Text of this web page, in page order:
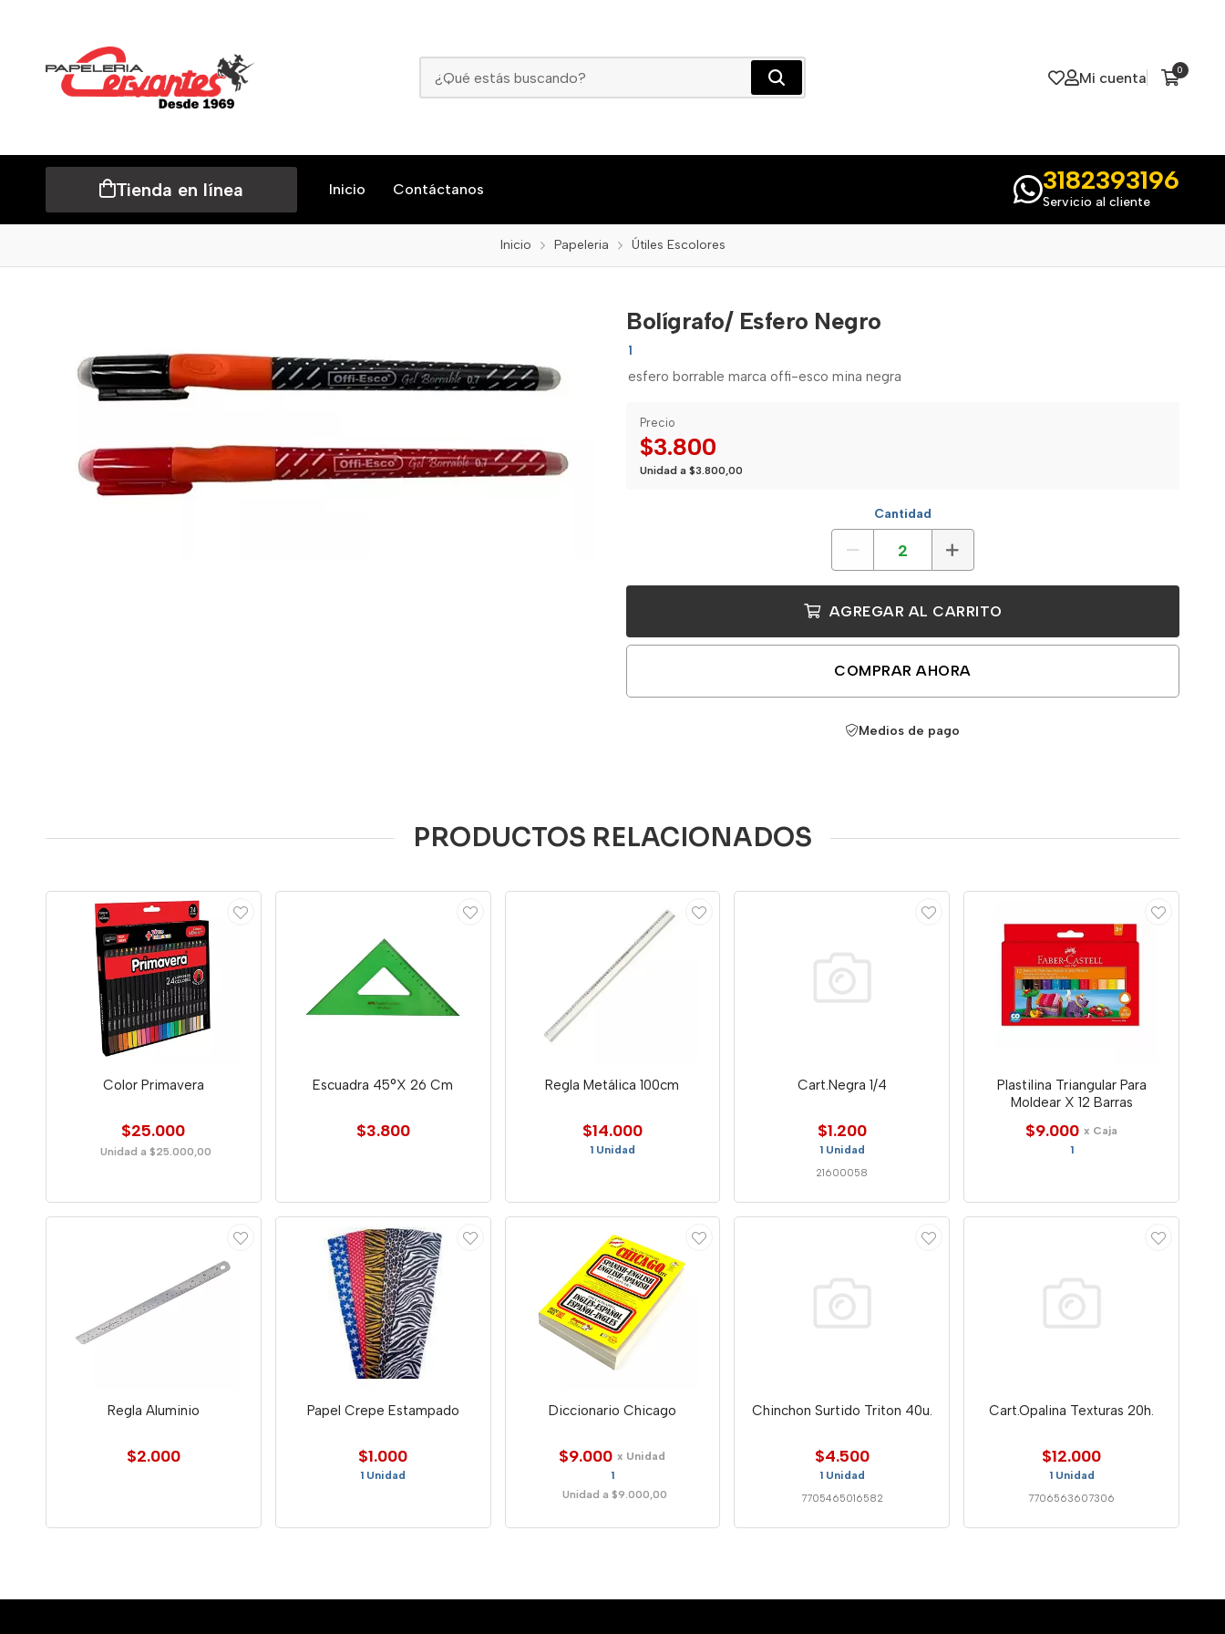
Mi cuenta 0
Tienda en línea Inicio Contáctanos 3182393196
Servicio al cliente
Inicio Papeleria Útiles Escolores
Bolígrafo/ Esfero Negro
1
esfero borrable marca offi-esco mina negra
Precio
$3.800
Unidad a $3.800,00
Cantidad
AGREGAR AL CARRITO
COMPRAR AHORA
Medios de pago
PRODUCTOS RELACIONADOS
Color Primavera
$25.000
Unidad a $25.000,00
Escuadra 45°X 26 Cm
$3.800
Regla Metálica 100cm
$14.000
1 Unidad
Cart.Negra 1/4
$1.200
1 Unidad
21600058
Plastilina Triangular Para
Moldear X 12 Barras
$9.000 x Caja
1
Regla Aluminio
$2.000
Papel Crepe Estampado
$1.000
1 Unidad
Diccionario Chicago
$9.000 x Unidad
1
Unidad a $9.000,00
Chinchon Surtido Triton 40u.
$4.500
1 Unidad
7705465016582
Cart.Opalina Texturas 20h.
$12.000
1 Unidad
7706563607306